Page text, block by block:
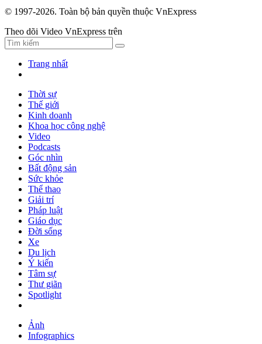
© 1997-2026. Toàn bộ bản quyền thuộc VnExpress
Theo dõi Video VnExpress trên
Trang nhất
Thời sự
Thế giới
Kinh doanh
Khoa học công nghệ
Video
Podcasts
Góc nhìn
Bất động sản
Sức khỏe
Thể thao
Giải trí
Pháp luật
Giáo dục
Đời sống
Xe
Du lịch
Ý kiến
Tâm sự
Thư giãn
Spotlight
Ảnh
Infographics